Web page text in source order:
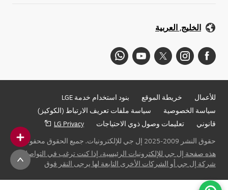
الخليج, العربية
للأعمال خريطة الموقع
بنود استخدام خدمة LGE
سياسة الخصوصية
سياسة ملفات تعريف الارتباط (الكوكيز)
قانوني
تعليمات وصول ذوي الاحتياجات
LG Privacy
حقوق النشر 2009-2025 إل جي للإلكترونيات. جميع الحقوق محفوظة
هذه صفحة إل جي للإلكترونيات الرئيسية، إذا كنت ترغب في التواصل مع
شركة إل جي أو الشركات الأخرى التابعة لها يرجى النقر فوق